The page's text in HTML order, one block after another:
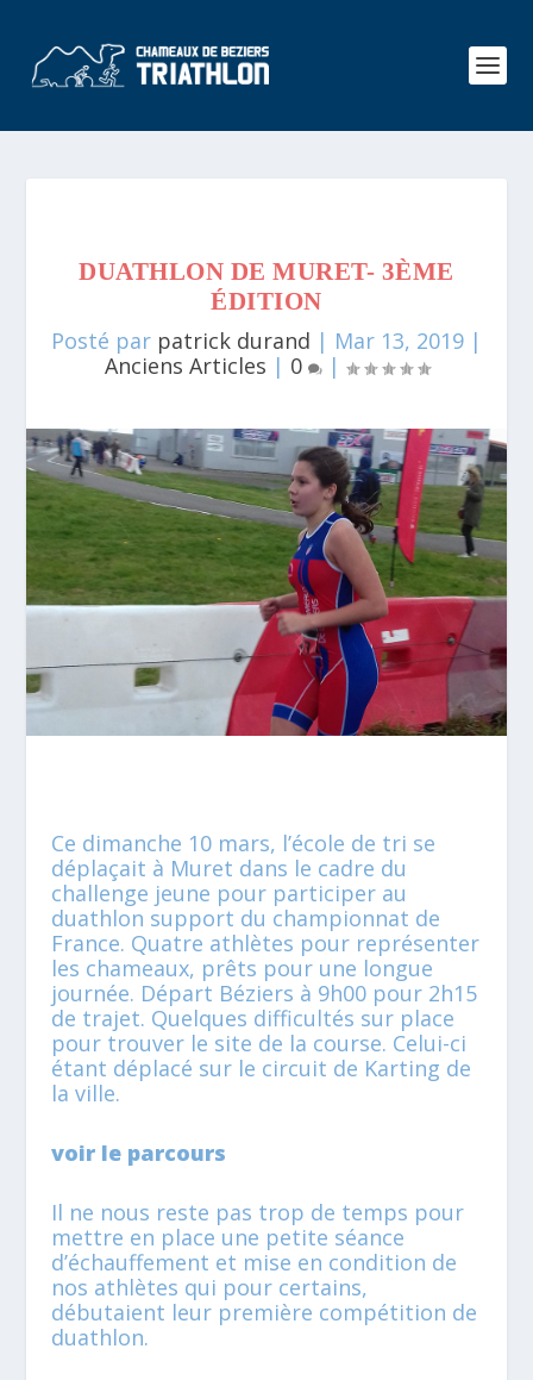
DUATHLON DE MURET- 3ÈME
ÉDITION
Posté par patrick durand | Mar 13, 2019 |
Anciens Articles | 0 |
Ce dimanche 10 mars, l’école de tri se
déplaçait à Muret dans le cadre du
challenge jeune pour participer au
duathlon support du championnat de
France. Quatre athlètes pour représenter
les chameaux, prêts pour une longue
journée. Départ Béziers à 9h00 pour 2h15
de trajet. Quelques difficultés sur place
pour trouver le site de la course. Celui-ci
étant déplacé sur le circuit de Karting de
la ville.
voir le parcours
Il ne nous reste pas trop de temps pour
mettre en place une petite séance
d’échauffement et mise en condition de
nos athlètes qui pour certains,
débutaient leur première compétition de
duathlon.